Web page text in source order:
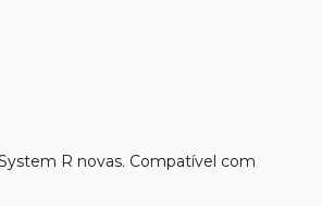
R novas. Compatível com